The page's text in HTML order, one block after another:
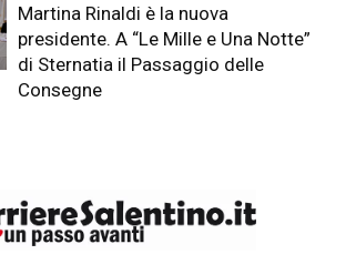
Martina Rinaldi è la nuova
presidente. A “Le Mille e Una Notte”
di Sternatia il Passaggio delle
Consegne